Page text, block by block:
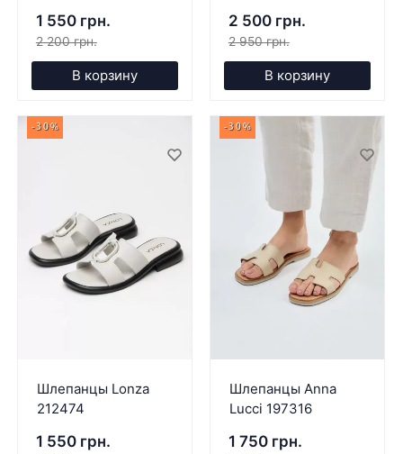
1 550 грн.
2 200 грн.
В корзину
2 500 грн.
2 950 грн.
В корзину
-30%
Шлепанцы Lonza
212474
1 550 грн.
-30%
Шлепанцы Anna
Lucci 197316
1 750 грн.